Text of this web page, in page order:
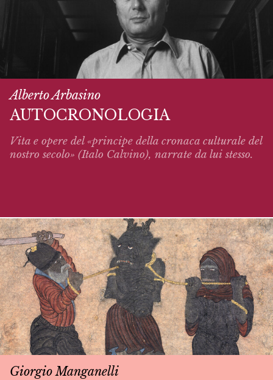
Alberto Arbasino
AUTOCRONOLOGIA
Vita e opere del «principe della cronaca culturale del
nostro secolo» (Italo Calvino), narrate da lui stesso.
Giorgio Manganelli